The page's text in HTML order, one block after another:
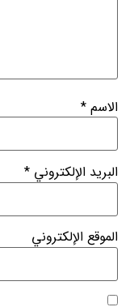
الاسم *
البريد الإلكتروني *
الموقع الإلكتروني